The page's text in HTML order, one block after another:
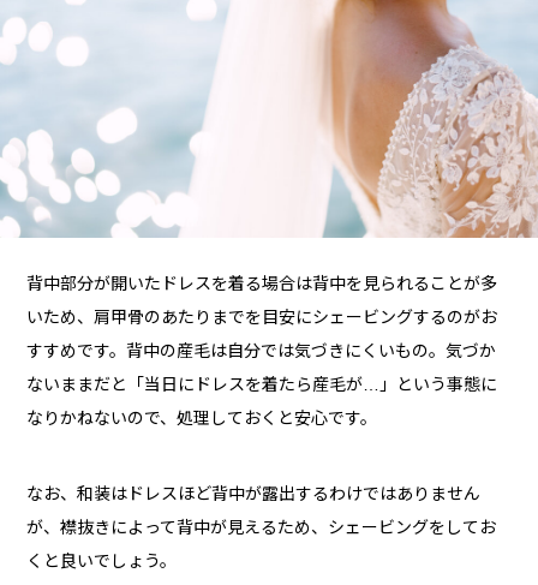
背中部分が開いたドレスを着る場合は背中を見られることが多
いため、肩甲骨のあたりまでを目安にシェービングするのがお
すすめです。背中の産毛は自分では気づきにくいもの。気づか
ないままだと「当日にドレスを着たら産毛が…」という事態に
なりかねないので、処理しておくと安心です。
なお、和装はドレスほど背中が露出するわけではありません
が、襟抜きによって背中が見えるため、シェービングをしてお
くと良いでしょう。